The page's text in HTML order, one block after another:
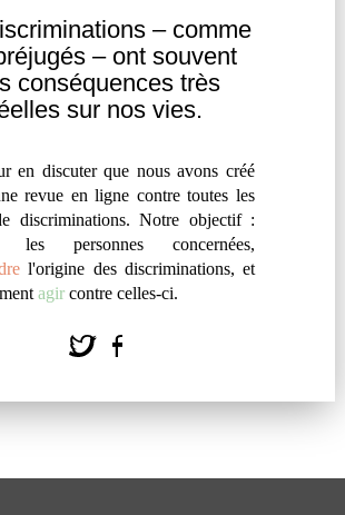
– comme
– ont souvent
conséquences très
sur nos vies.
en discuter que nous avons créé
revue en ligne contre toutes les
discriminations. Notre objectif :
les personnes concernées,
l'origine des discriminations, et
agir contre celles-ci.
DE DÉNIGREMENT,
À DOUBLE
à ce que certaines personnes
de dénigrement n'a rien
études montrent même qu'il
être une arme contre les